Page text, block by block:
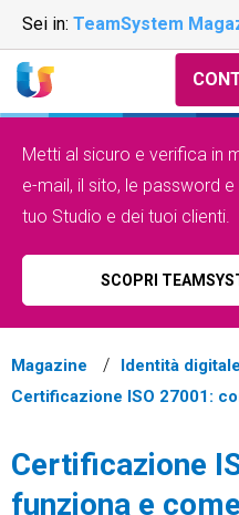
Sei in: TeamSystem
Metti al sicuro e verifica in
e-mail, il sito, le password
tuo Studio e dei tuoi clienti.
SCOPRI
Magazine
Identità digitale
Certificazione ISO 27001:
Certificazione
funziona e